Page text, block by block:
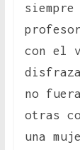
con el
no
otras
una